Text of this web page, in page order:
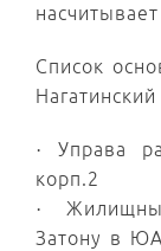
Список
Нагатинский
· Управа
корп.2
·
Затону в